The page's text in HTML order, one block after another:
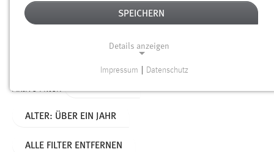
Alter
Aktive Filter:
ALTER: ÜBER EIN JAHR
ALLE FILTER ENTFERNEN
SPEICHERN
Details anzeigen
Funktionen und sind für die einwandfreie Funktion der
Impressum Datenschutz